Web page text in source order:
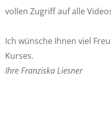
vollen Zugriff auf alle
Ich wünsche Ihnen viel
Kurses.
Ihre Franziska Liesner